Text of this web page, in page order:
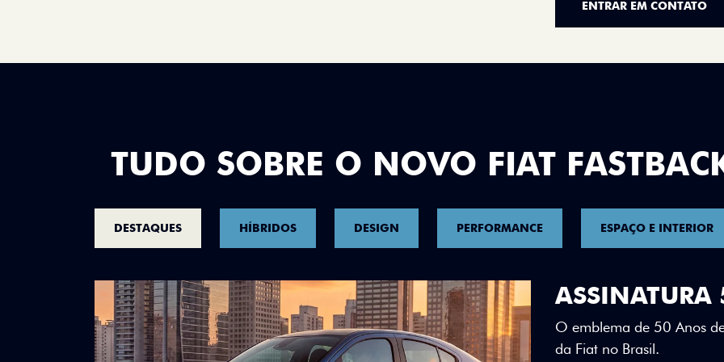
ENTRAR EM CONTATO
TUDO SOBRE O NOVO FIAT
DESTAQUES HÍBRIDOS DESIGN PERFORMANCE ESPAÇO E INTERIOR
DESIGN QUE
Teto bicolor, adesivos
uma identidade visual